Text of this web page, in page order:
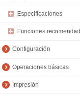
Especificaciones
Funciones
Configuración
Operaciones básicas
Impresión